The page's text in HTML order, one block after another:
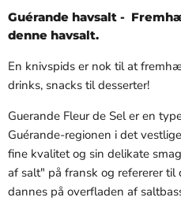
Guérande havsalt -
denne havsalt.
En knivspids er nok til at
drinks, snacks til desserter!
Guerande Fleur de Sel er en
Guérande-regionen i det
fine kvalitet og sin delikate
af salt" på fransk og refererer
dannes på overfladen af